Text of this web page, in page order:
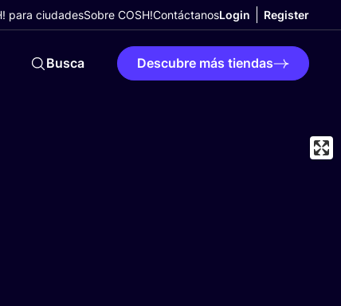
para ciudadesSobre COSH!ContáctanosLogin Register
Busca Descubre más tiendas